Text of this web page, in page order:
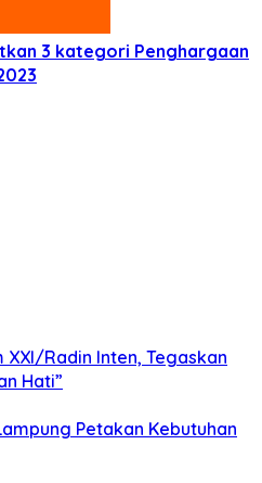
3 kategori Penghargaan
XXI/Radin Inten, Tegaskan
Hati”
Petakan Kebutuhan